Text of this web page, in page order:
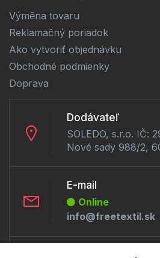
Výměna tovaru
Reklamačný poriadok
Ako vytvoriť objednávku
Obchodné podmienky
Doprava
Dodávateľ
SOLEDO, s.r.o. IČ:
Nové sady 988/2,
E-mail
Online
info@freetextil.sk